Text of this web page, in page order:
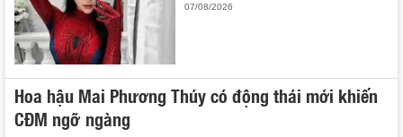
07/08/2026
Hoa hậu Mai Phương Thúy có động thái mới khiến
CĐM ngỡ ngàng